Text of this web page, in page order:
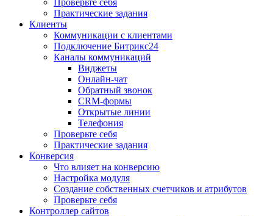
Проверьте себя
Практические задания
Клиенты
Коммуникации с клиентами
Подключение Битрикс24
Каналы коммуникаций
Виджеты
Онлайн-чат
Обратный звонок
CRM-формы
Открытые линии
Телефония
Проверьте себя
Практические задания
Конверсия
Что влияет на конверсию
Настройка модуля
Создание собственных счетчиков и атрибутов
Проверьте себя
Контроллер сайтов